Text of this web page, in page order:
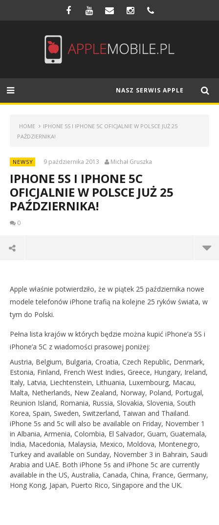
NASZ SERWIS APPLE
HOME
IPHONE 5S I IPHONE 5C OFICJALNIE W POLSCE JUŻ 25
PAŹDZIERNIKA!
NEWSY 9 października 2013 Michał Gruszka
IPHONE 5S I IPHONE 5C
OFICJALNIE W POLSCE JUŻ 25
PAŹDZIERNIKA!
0
9
października
Michał
Apple właśnie potwierdziło, że w piątek 25 października nowe
modele telefonów iPhone trafią na kolejne 25 ryków świata, w
tym do Polski.
Pełna lista krajów w których będzie można kupić iPhone’a 5S i
iPhone’a 5C z wiadomości prasowej poniżej:
Austria, Belgium, Bulgaria, Croatia, Czech Republic, Denmark,
Estonia, Finland, French West Indies, Greece, Hungary, Ireland,
Italy, Latvia, Liechtenstein, Lithuania, Luxembourg, Macau,
Malta, Netherlands, New Zealand, Norway, Poland, Portugal,
Reunion Island, Romania, Russia, Slovakia, Slovenia, South
Korea, Spain, Sweden, Switzerland, Taiwan and Thailand.
iPhone 5s and 5c will also be available on Friday, November 1
in Albania, Armenia, Colombia, El Salvador, Guam, Guatemala,
India, Macedonia, Malaysia, Mexico, Moldova, Montenegro,
Turkey and available on Sunday, November 3 in Bahrain, Saudi
Arabia and UAE. Both iPhone 5s and iPhone 5c are currently
available in the US, Australia, Canada, China, France, Germany,
Hong Kong, Japan, Puerto Rico, Singapore and the UK.